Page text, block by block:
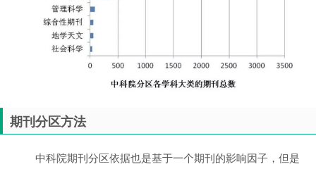
期刊分区方法
中科院期刊分区依据也是基于一个期刊的影响因子，但是